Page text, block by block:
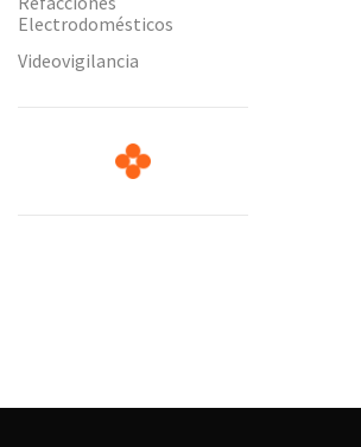
Electrodomésticos
Videovigilancia